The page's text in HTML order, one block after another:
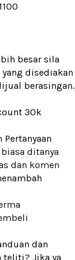
besar sila
disediakan
berasingan.
30k
ditanya
dan komen
dan
teliti? Jika ya